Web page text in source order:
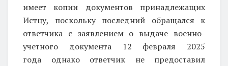
имеет копии документов принадлежащих
Истцу, поскольку последний обращался к
ответчика с заявлением о выдаче военно-
учетного документа 12 февраля 2025
года однако ответчик не предоставил